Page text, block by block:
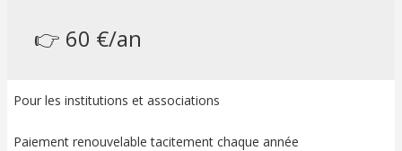
👉 60 €/an
Pour les institutions et associations
Paiement renouvelable tacitement chaque année